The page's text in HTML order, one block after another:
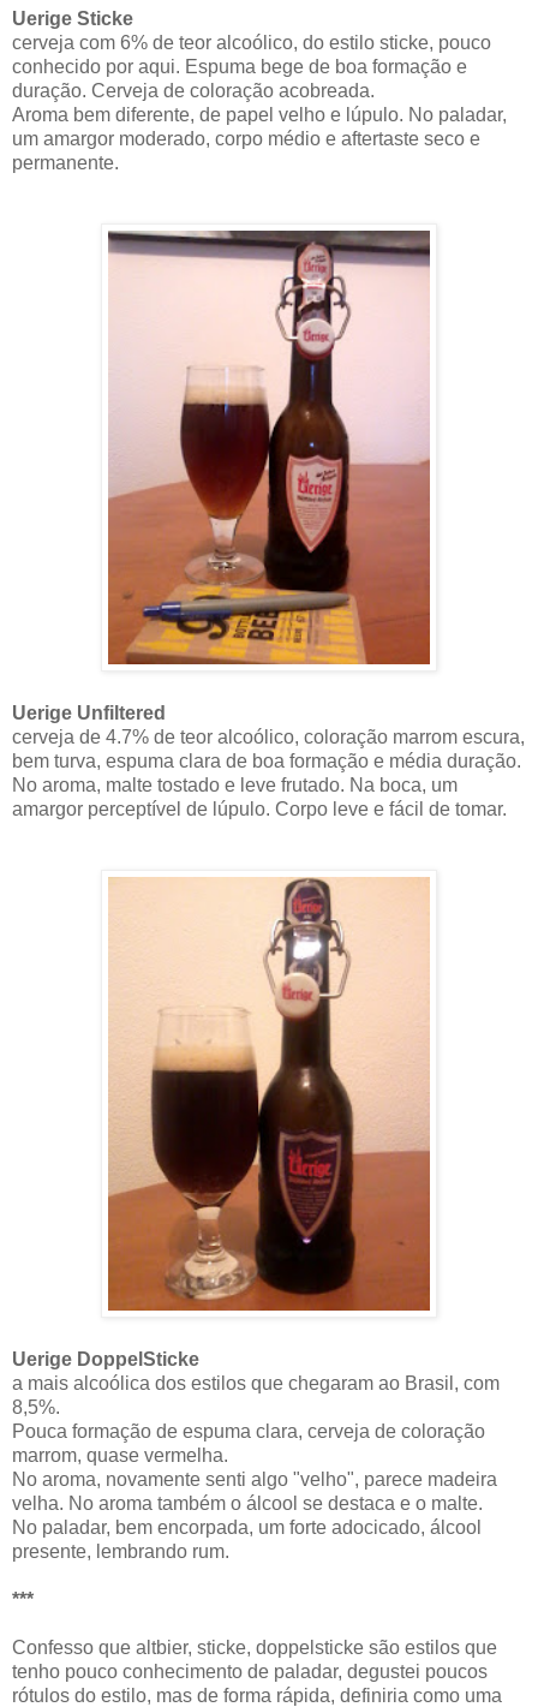
Uerige Sticke
cerveja com 6% de teor alcoólico, do estilo sticke, pouco
conhecido por aqui. Espuma bege de boa formação e
duração. Cerveja de coloração acobreada.
Aroma bem diferente, de papel velho e lúpulo. No paladar,
um amargor moderado, corpo médio e aftertaste seco e
permanente.
Uerige Unfiltered
cerveja de 4.7% de teor alcoólico, coloração marrom escura,
bem turva, espuma clara de boa formação e média duração.
No aroma, malte tostado e leve frutado. Na boca, um
amargor perceptível de lúpulo. Corpo leve e fácil de tomar.
Uerige DoppelSticke
a mais alcoólica dos estilos que chegaram ao Brasil, com
8,5%.
Pouca formação de espuma clara, cerveja de coloração
marrom, quase vermelha.
No aroma, novamente senti algo "velho", parece madeira
velha. No aroma também o álcool se destaca e o malte.
No paladar, bem encorpada, um forte adocicado, álcool
presente, lembrando rum.
***
Confesso que altbier, sticke, doppelsticke são estilos que
tenho pouco conhecimento de paladar, degustei poucos
rótulos do estilo, mas de forma rápida, definiria como uma